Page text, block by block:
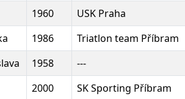
1960 USK Praha
1986 Triatlon team Příbram
1958 ---
2000 SK Sporting Příbram